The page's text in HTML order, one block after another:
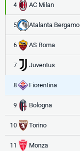
4 AC Milan
5 Atalanta Bergamo
6 AS Roma
7 Juventus
8 Fiorentina
9 Bologna
10 Torino
11 Monza